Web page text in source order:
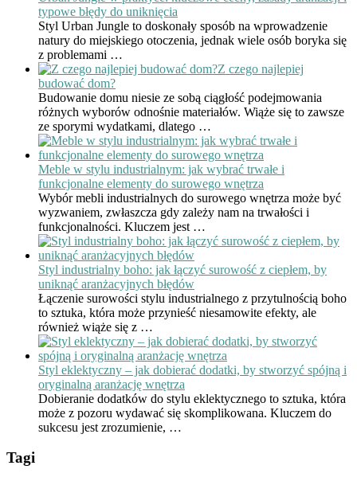
typowe błędy do uniknięcia
Styl Urban Jungle to doskonały sposób na wprowadzenie
natury do miejskiego otoczenia, jednak wiele osób boryka się
z problemami …
Z czego najlepiej
budować dom?
Budowanie domu niesie ze sobą ciągłość podejmowania
różnych wyborów odnośnie materiałów. Wiąże się to zawsze
ze sporymi wydatkami, dlatego …
Meble w stylu industrialnym: jak wybrać trwałe i
funkcjonalne elementy do surowego wnętrza
Wybór mebli industrialnych do surowego wnętrza może być
wyzwaniem, zwłaszcza gdy zależy nam na trwałości i
funkcjonalności. Kluczem jest …
Styl industrialny boho: jak łączyć surowość z ciepłem, by
uniknąć aranżacyjnych błędów
Łączenie surowości stylu industrialnego z przytulnością boho
to sztuka, która może przynieść niesamowite efekty, ale
również wiąże się z …
Styl eklektyczny – jak dobierać dodatki, by stworzyć spójną i
oryginalną aranżację wnętrza
Dobieranie dodatków do stylu eklektycznego to sztuka, która
może z pozoru wydawać się skomplikowana. Kluczem do
sukcesu jest zrozumienie, …
Tagi